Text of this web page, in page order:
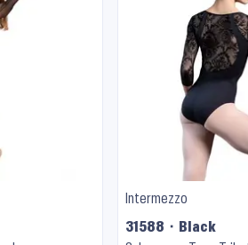
Intermezzo
31588 ⬝ Black